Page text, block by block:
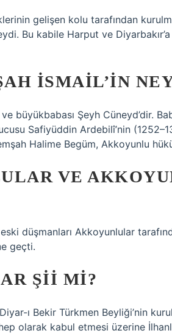
gelişen kolu tarafından
Bu kabile Harput ve
İSMAIL’IN
büyükbabası Şeyh Cüneyd’dir.
Safiyüddin Ardebilî’nin
Halime Begüm, Akkoyunlu
VE
düşmanları Akkoyunlular
geçti.
ŞII MI?
ı Bekir Türkmen Beyliği’nin
olarak kabul etmesi üzerine